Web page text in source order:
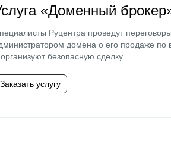
«Доменный
Руцентра проведут
домена о его продаже по
безопасную сделку.
Заказать услугу